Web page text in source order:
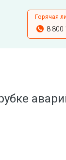
Горячая
8 800